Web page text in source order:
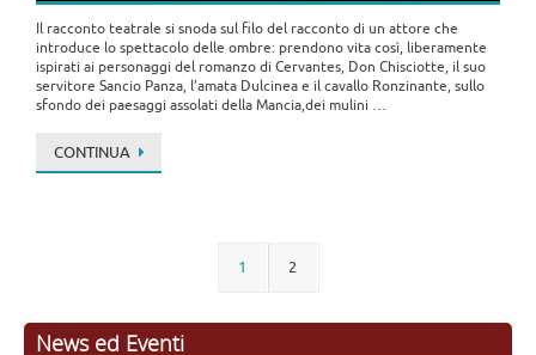
Il racconto teatrale si snoda sul filo del racconto di un attore che
introduce lo spettacolo delle ombre: prendono vita così, liberamente
ispirati ai personaggi del romanzo di Cervantes, Don Chisciotte, il suo
servitore Sancio Panza, l’amata Dulcinea e il cavallo Ronzinante, sullo
sfondo dei paesaggi assolati della Mancia,dei mulini …
CONTINUA
1 2
News ed Eventi